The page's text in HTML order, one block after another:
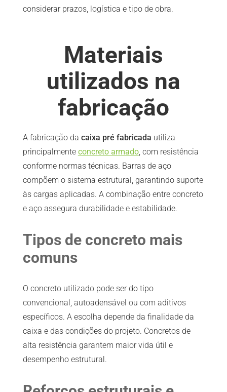
considerar prazos, logística e tipo de obra.
Materiais
utilizados na
fabricação
A fabricação da caixa pré fabricada utiliza
principalmente concreto armado, com resistência
conforme normas técnicas. Barras de aço
compõem o sistema estrutural, garantindo suporte
às cargas aplicadas. A combinação entre concreto
e aço assegura durabilidade e estabilidade.
Tipos de concreto mais
comuns
O concreto utilizado pode ser do tipo
convencional, autoadensável ou com aditivos
específicos. A escolha depende da finalidade da
caixa e das condições do projeto. Concretos de
alta resistência garantem maior vida útil e
desempenho estrutural.